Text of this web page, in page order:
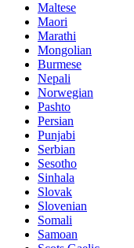
Maltese
Maori
Marathi
Mongolian
Burmese
Nepali
Norwegian
Pashto
Persian
Punjabi
Serbian
Sesotho
Sinhala
Slovak
Slovenian
Somali
Samoan